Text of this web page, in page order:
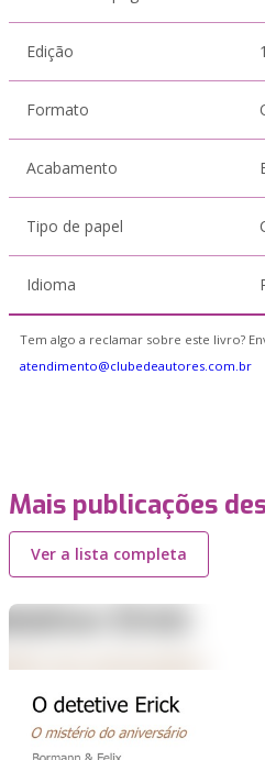
Edição
Formato
Acabamento
Tipo de papel
Idioma
Tem algo a reclamar sobre este livro?
atendimento@clubedeautores.com.br
Mais publicações
Ver a lista completa